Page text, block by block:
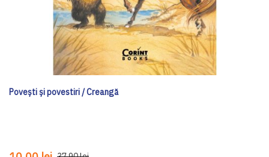
Poveşti şi povestiri / Creangă